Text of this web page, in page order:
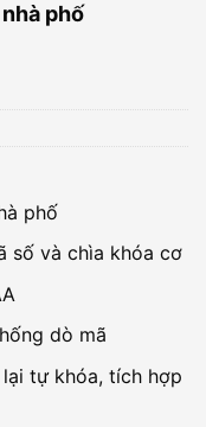
phố
phố
số và chìa khóa cơ
dò mã
tự khóa, tích hợp